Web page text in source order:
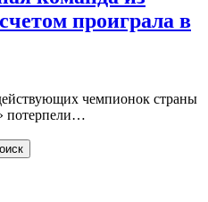
проиграла в
чемпионок страны
потерпели…